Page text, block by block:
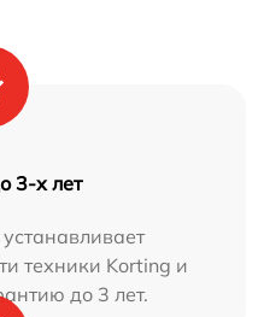
3-х лет
техники Korting и
до 3 лет.